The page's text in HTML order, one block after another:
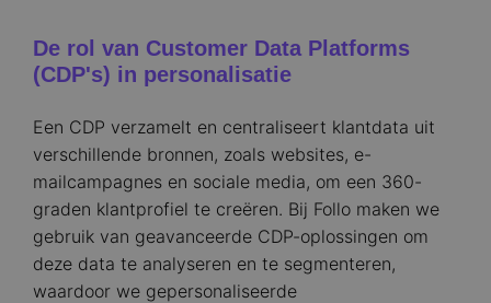
De rol van Customer Data Platforms
(CDP's) in personalisatie
Een CDP verzamelt en centraliseert klantdata uit
verschillende bronnen, zoals websites, e-
mailcampagnes en sociale media, om een 360-
graden klantprofiel te creëren. Bij Follo maken we
gebruik van geavanceerde CDP-oplossingen om
deze data te analyseren en te segmenteren,
waardoor we gepersonaliseerde